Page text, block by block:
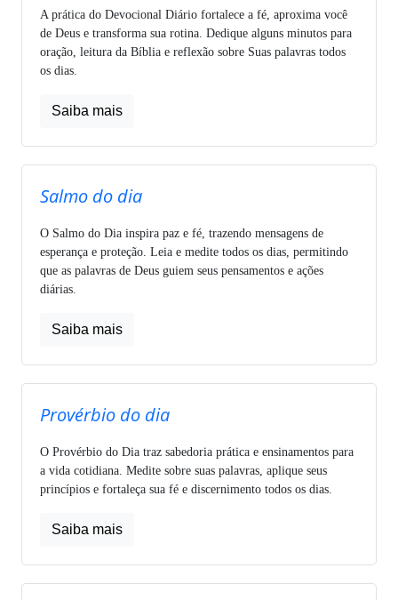
A prática do Devocional Diário fortalece a fé, aproxima você
de Deus e transforma sua rotina. Dedique alguns minutos para
oração, leitura da Bíblia e reflexão sobre Suas palavras todos
os dias.
Saiba mais
Salmo do dia
O Salmo do Dia inspira paz e fé, trazendo mensagens de
esperança e proteção. Leia e medite todos os dias, permitindo
que as palavras de Deus guiem seus pensamentos e ações
diárias.
Saiba mais
Provérbio do dia
O Provérbio do Dia traz sabedoria prática e ensinamentos para
a vida cotidiana. Medite sobre suas palavras, aplique seus
princípios e fortaleça sua fé e discernimento todos os dias.
Saiba mais